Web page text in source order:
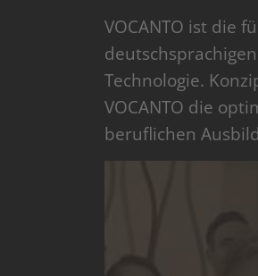
VOCANTO ist die
Technologie.
VOCANTO die
beruflichen